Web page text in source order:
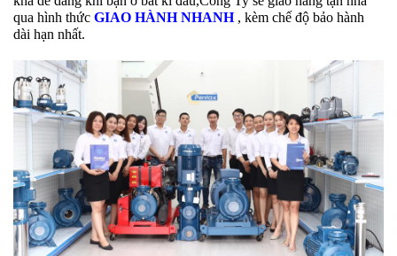
qua hình thức GIAO HÀNH NHANH , kèm chế độ bảo hành
dài hạn nhất.